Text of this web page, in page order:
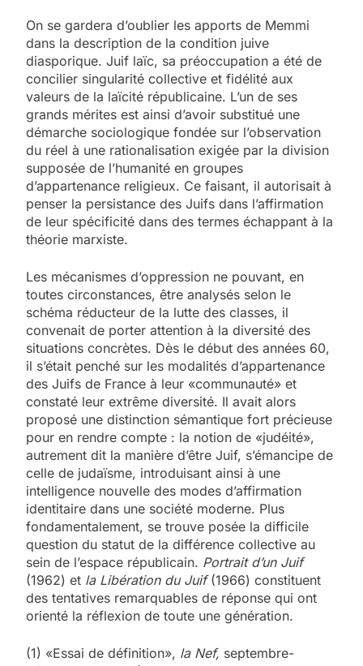
On se gardera d’oublier les apports de Memmi
dans la description de la condition juive
diasporique. Juif laïc, sa préoccupation a été de
concilier singularité collective et fidélité aux
valeurs de la laïcité républicaine. L’un de ses
grands mérites est ainsi d’avoir substitué une
démarche sociologique fondée sur l’observation
du réel à une rationalisation exigée par la division
supposée de l’humanité en groupes
d’appartenance religieux. Ce faisant, il autorisait à
penser la persistance des Juifs dans l’affirmation
de leur spécificité dans des termes échappant à la
théorie marxiste.
Les mécanismes d’oppression ne pouvant, en
toutes circonstances, être analysés selon le
schéma réducteur de la lutte des classes, il
convenait de porter attention à la diversité des
situations concrètes. Dès le début des années 60,
il s’était penché sur les modalités d’appartenance
des Juifs de France à leur «communauté» et
constaté leur extrême diversité. Il avait alors
proposé une distinction sémantique fort précieuse
pour en rendre compte : la notion de «judéité»,
autrement dit la manière d’être Juif, s’émancipe de
celle de judaïsme, introduisant ainsi à une
intelligence nouvelle des modes d’affirmation
identitaire dans une société moderne. Plus
fondamentalement, se trouve posée la difficile
question du statut de la différence collective au
sein de l’espace républicain. Portrait d’un Juif
(1962) et la Libération du Juif(1966) constituent
des tentatives remarquables de réponse qui ont
orienté la réflexion de toute une génération.
(1) «Essai de définition», la Nef, septembre-